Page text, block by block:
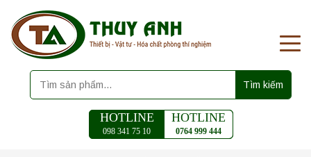
Tìm kiếm
HOTLINE
098 341 75 10
HOTLINE
0764 999 444